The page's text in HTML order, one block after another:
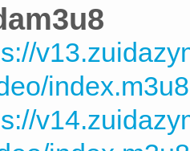
index.m3u8